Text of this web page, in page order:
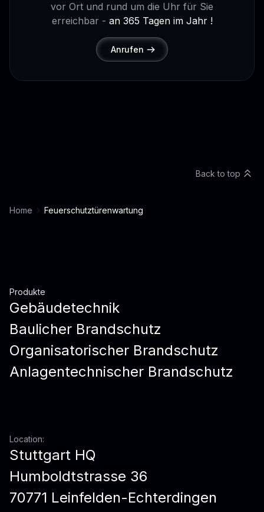
vor Ort und rund um die Uhr für Sie
erreichbar - an 365 Tagen im Jahr !
Anrufen
Home Feuerschutztürenwartung
Back to top
Produkte
Gebäudetechnik
Baulicher Brandschutz
Organisatorischer Brandschutz
Anlagentechnischer Brandschutz
Location:
Stuttgart HQ
Humboldtstrasse 36
70771 Leinfelden-Echterdingen